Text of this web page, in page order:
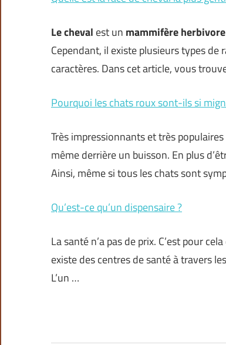
Le cheval est un mammifère herbivore
Cependant, il existe plusieurs types
caractères. Dans cet article, vous
Pourquoi les chats roux sont-ils si
Très impressionnants et très
même derrière un buisson. En plus
Ainsi, même si tous les chats sont
Qu’est-ce qu’un dispensaire ?
La santé n’a pas de prix. C’est pour
existe des centres de santé à travers
L’un …